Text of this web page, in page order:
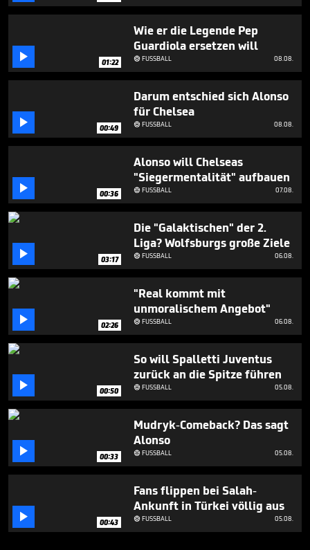
minutes,
13
 01:22
Wie er die Legende Pep
Guardiola ersetzen will
FUSSBALL 08.08.
 00:49
Darum entschied sich Alonso
für Chelsea
FUSSBALL 08.08.
 00:36
Alonso will Chelseas
"Siegermentalität" aufbauen
FUSSBALL 07.08.
 03:17
Die "Galaktischen" der 2.
Liga? Wolfsburgs große Ziele
FUSSBALL 06.08.
 02:26
"Real kommt mit
unmoralischem Angebot"
FUSSBALL 06.08.
 00:50
So will Spalletti Juventus
zurück an die Spitze führen
FUSSBALL 05.08.
 00:33
Mudryk-Comeback? Das sagt
Alonso
FUSSBALL 05.08.
 00:43
Fans flippen bei Salah-
Ankunft in Türkei völlig aus
FUSSBALL 05.08.